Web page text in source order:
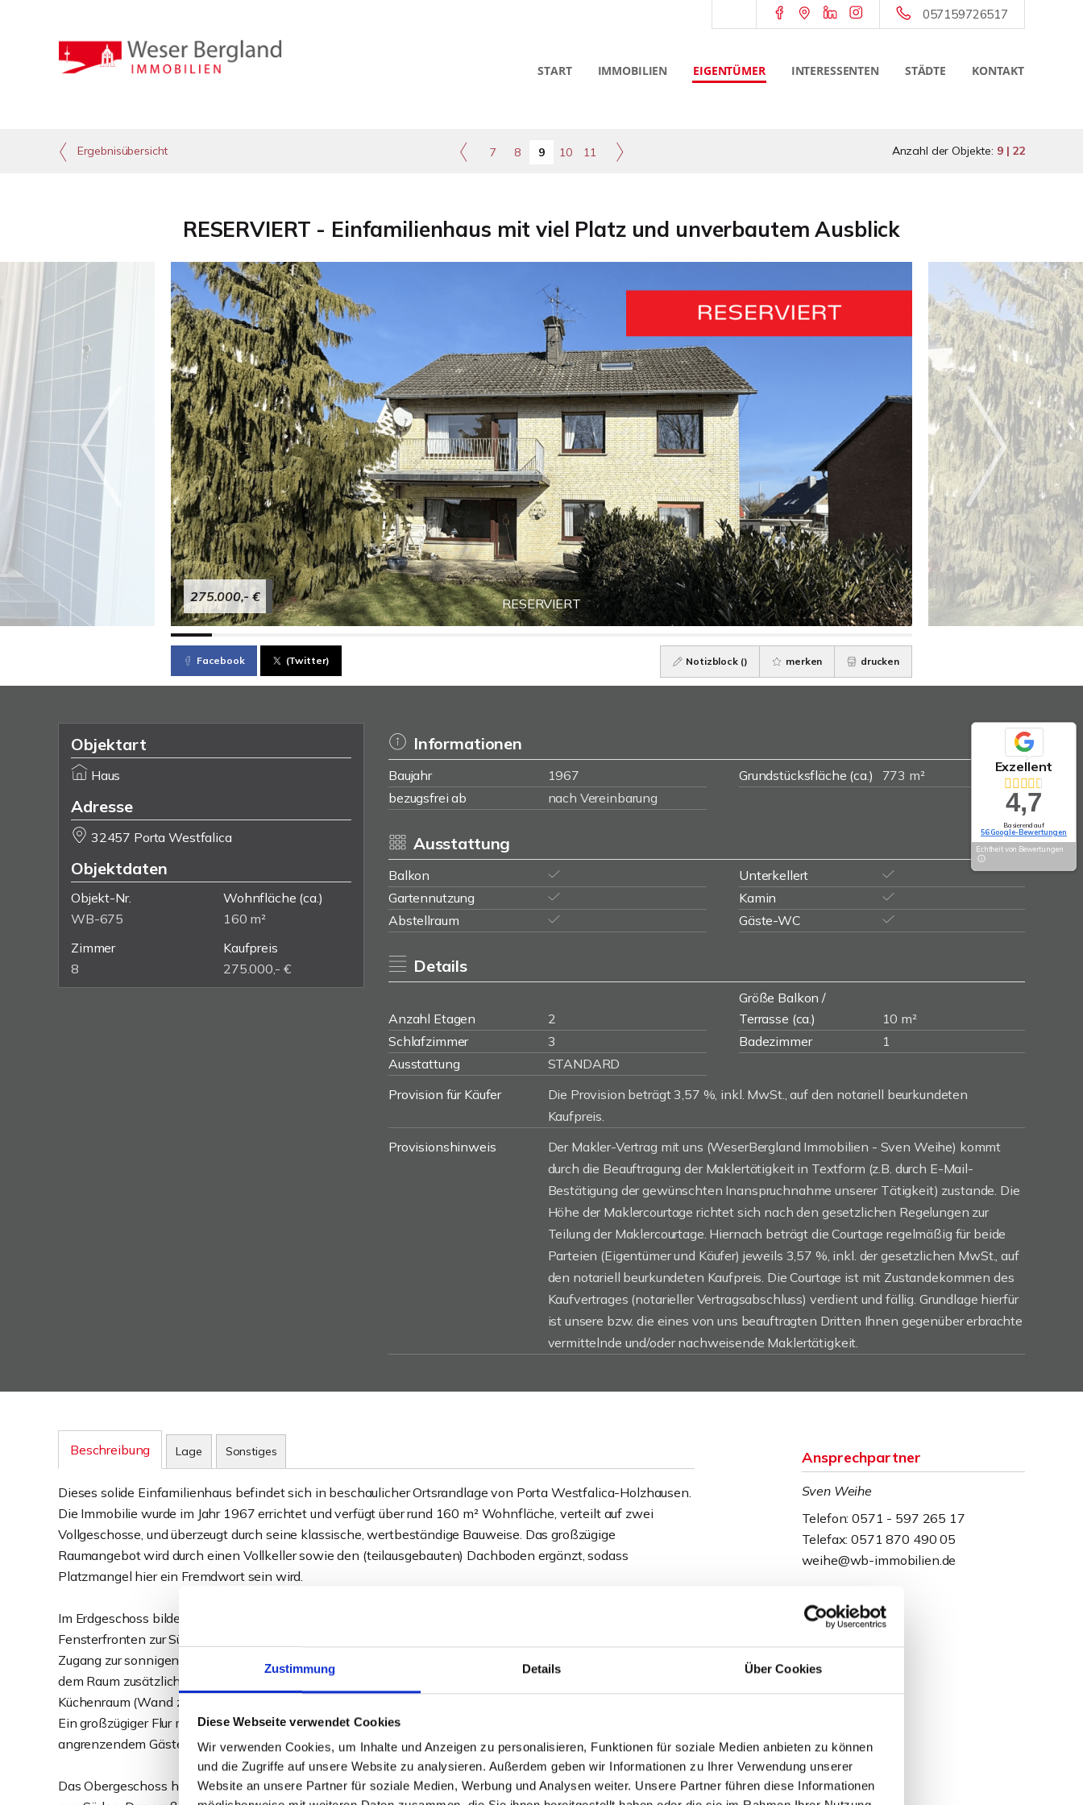
Zustimmung Details Über Cookies
Diese Webseite verwendet Cookies
Wir verwenden Cookies, um Inhalte und Anzeigen zu personalisieren, Funktionen für soziale Medien anbieten zu können
und die Zugriffe auf unsere Website zu analysieren. Außerdem geben wir Informationen zu Ihrer Verwendung unserer
Website an unsere Partner für soziale Medien, Werbung und Analysen weiter. Unsere Partner führen diese Informationen
057159726517
START IMMOBILIEN EIGENTÜMER INTERESSENTEN STÄDTE KONTAKT
Ergebnisübersicht 7 8 9 10 11 Anzahl der Objekte: 9 | 22
RESERVIERT - Einfamilienhaus mit viel Platz und unverbautem Ausblick
RESERVIERT
275.000,- €
Facebook (Twitter) Notizblock () merken drucken
Objektart
Haus
Adresse
32457 Porta Westfalica
Objektdaten
Objekt-Nr.
WB-675
Wohnfläche (ca.)
160 m²
Zimmer
8
Kaufpreis
275.000,- €
Informationen
Baujahr 1967 Grundstücksfläche (ca.)
773 m²
bezugsfrei ab
nach Vereinbarung
Ausstattung
Balkon
Unterkellert
Gartennutzung
Kamin
Abstellraum
Gäste-WC
Details
Anzahl Etagen 2
Größe Balkon /
Terrasse (ca.)
10 m²
Schlafzimmer
3 Badezimmer
1
Ausstattung
STANDARD
Provision für Käufer
Die Provision beträgt 3,57 %, inkl. MwSt., auf den notariell beurkundeten
Kaufpreis.
Provisionshinweis
Der Makler-Vertrag mit uns (WeserBergland Immobilien - Sven Weihe) kommt
durch die Beauftragung der Maklertätigkeit in Textform (z.B. durch E-Mail-
Bestätigung der gewünschten Inanspruchnahme unserer Tätigkeit) zustande. Die
Höhe der Maklercourtage richtet sich nach den gesetzlichen Regelungen zur
Teilung der Maklercourtage. Hiernach beträgt die Courtage regelmäßig für beide
Parteien (Eigentümer und Käufer) jeweils 3,57 %, inkl. der gesetzlichen MwSt., auf
den notariell beurkundeten Kaufpreis. Die Courtage ist mit Zustandekommen des
Kaufvertrages (notarieller Vertragsabschluss) verdient und fällig. Grundlage hierfür
ist unsere bzw. die eines von uns beauftragten Dritten Ihnen gegenüber erbrachte
vermittelnde und/oder nachweisende Maklertätigkeit.
Beschreibung Lage Sonstiges
Dieses solide Einfamilienhaus befindet sich in beschaulicher Ortsrandlage von Porta Westfalica-Holzhausen.
Die Immobilie wurde im Jahr 1967 errichtet und verfügt über rund 160 m² Wohnfläche, verteilt auf zwei
Vollgeschosse, und überzeugt durch seine klassische, wertbeständige Bauweise. Das großzügige
Raumangebot wird durch einen Vollkeller sowie den (teilausgebauten) Dachboden ergänzt, sodass
Platzmangel hier ein Fremdwort sein wird.
Im Erdgeschoss bildet der großzügige Wohn- und Essbereich das Herzstück des Hauses. Große
Fensterfronten zur Südseite sorgen für eine helle, freundliche Atmosphäre und ermöglichen den direkten
Zugang zur sonnigen Terrasse sowie den vorderen Gartenbereich. Ein Kamin (derzeit nicht in Betrieb) verleiht
dem Raum zusätzlichen Charme und unterstreicht den behaglichen Charakter. Über den separaten
Küchenraum (Wand zum Wohnbereich kann geöffnet werden) haben Sie Zugang in den rückwärtigen Garten.
Ein großzügiger Flur mit ansprechend gestaltetem Treppenhaus sowie der geräumige Eingangsbereich mit
angrenzendem Gäste-WC runden das Raumangebot auf dieser Ebene ab.
Das Obergeschoss hält drei Schlafzimmer und ein Büro bereit. Alle Schlafzimmer bieten einen tollen Ausblick
Ansprechpartner
Sven Weihe
Telefon: 0571 - 597 265 17
Telefax: 0571 870 490 05
weihe@wb-immobilien.de
Exzellent
4,7
Basierend auf
56 Google-Bewertungen
Echtheit von Bewertungen